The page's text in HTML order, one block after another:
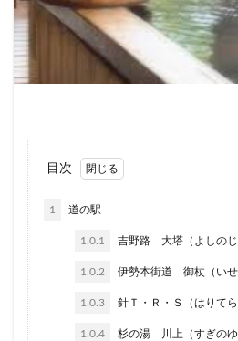
目次
1 道の駅
1.0.1 吉野路 大塔（よしの
1.0.2 伊勢本街道 御杖（い
1.0.3 針Ｔ・Ｒ・Ｓ（はりてら
1.0.4 杉の湯 川上（すぎの